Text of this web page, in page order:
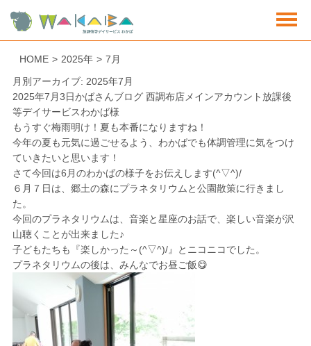
HOME > 2025年 > 7月
月別アーカイブ: 2025年7月
2025年7月3日かばさんブログ 西調布店メインアカウント放課後
等デイサービスわかば様
もうすぐ梅雨明け！夏も本番になりますね！
今年の夏も元気に過ごせるよう、わかばでも体調管理に気をつけ
ていきたいと思います！
さて今回は6月のわかばの様子をお伝えします(^▽^)/
６月７日は、 郷土の森にプラネタリウムと公園散策に行きまし
た。
今回のプラネタリウムは、音楽と星座のお話で、楽しい音楽が沢
山聴くことが出来ました♪
子どもたちも『楽しかった～(^▽^)/』とニコニコでした。
プラネタリウムの後は、みんなでお昼ご飯😋